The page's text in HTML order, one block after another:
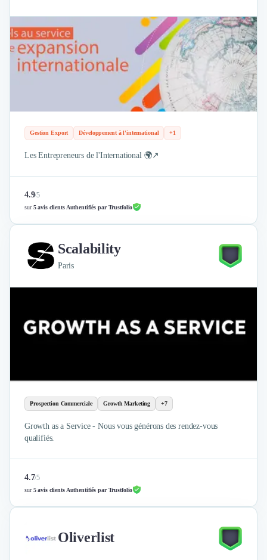
Gestion Export Développement à l'international +1
Les Entrepreneurs de l'International 🌍↗
4.9/5
sur5 avis clients Authentifiés par Trustfolio
Scalability
Paris
Prospection Commerciale Growth Marketing +7
Growth as a Service - Nous vous générons des rendez-vous
qualifiés.
4.7/5
sur5 avis clients Authentifiés par Trustfolio
Oliverlist